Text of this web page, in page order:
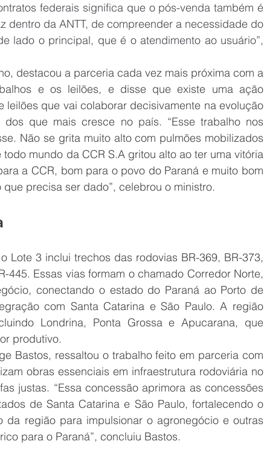
federais significa que o pós-venda também é
dentro da ANTT, de compreender a necessidade do
lado o principal, que é o atendimento ao usuário”,
destacou a parceria cada vez mais próxima com a
e os leilões, e disse que existe uma ação
que vai colaborar decisivamente na evolução
que mais cresce no país. “Esse trabalho nos
Não se grita muito alto com pulmões mobilizados
mundo da CCR S.A gritou alto ao ter uma vitória
a CCR, bom para o povo do Paraná e muito bom
precisa ser dado”, celebrou o ministro.
Lote 3 inclui trechos das rodovias BR-369, BR-373,
445. Essas vias formam o chamado Corredor Norte,
conectando o estado do Paraná ao Porto de
com Santa Catarina e São Paulo. A região
Londrina, Ponta Grossa e Apucarana, que
produtivo.
Bastos, ressaltou o trabalho feito em parceria com
obras essenciais em infraestrutura rodoviária no
justas. “Essa concessão aprimora as concessões
de Santa Catarina e São Paulo, fortalecendo o
da região para impulsionar o agronegócio e outras
para o Paraná”, concluiu Bastos.